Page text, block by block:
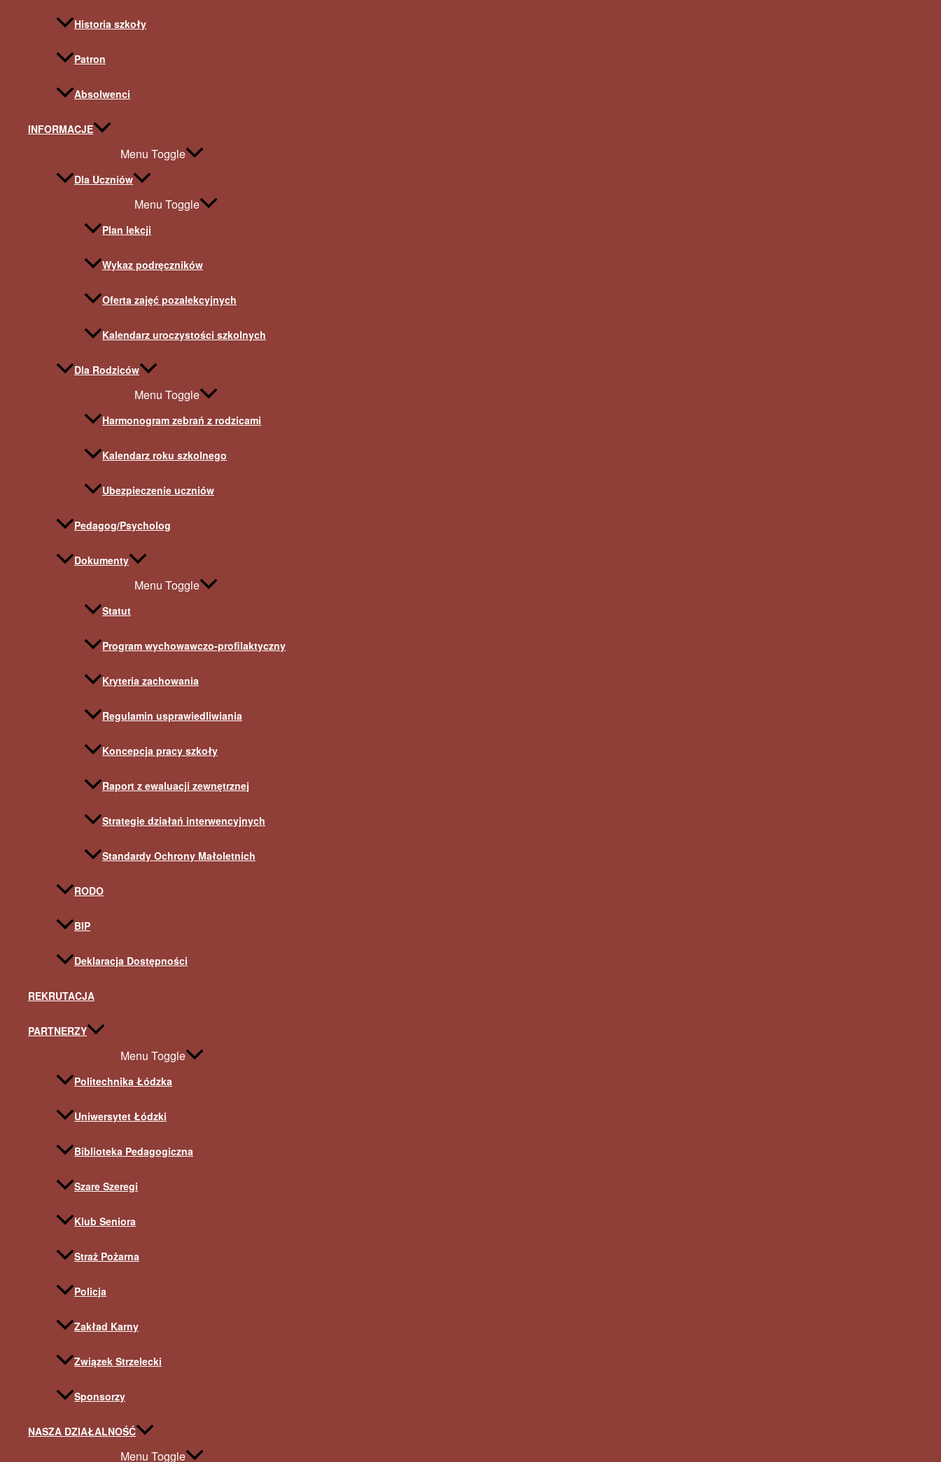
Historia szkoły
Patron
Absolwenci
INFORMACJE
Menu Toggle
Dla Uczniów
Menu Toggle
Plan lekcji
Wykaz podręczników
Oferta zajęć pozalekcyjnych
Kalendarz uroczystości szkolnych
Dla Rodziców
Menu Toggle
Harmonogram zebrań z rodzicami
Kalendarz roku szkolnego
Ubezpieczenie uczniów
Pedagog/Psycholog
Dokumenty
Menu Toggle
Statut
Program wychowawczo-profilaktyczny
Kryteria zachowania
Regulamin usprawiedliwiania
Koncepcja pracy szkoły
Raport z ewaluacji zewnętrznej
Strategie działań interwencyjnych
Standardy Ochrony Małoletnich
RODO
BIP
Deklaracja Dostępności
REKRUTACJA
PARTNERZY
Menu Toggle
Politechnika Łódzka
Uniwersytet Łódzki
Biblioteka Pedagogiczna
Szare Szeregi
Klub Seniora
Straż Pożarna
Policja
Zakład Karny
Związek Strzelecki
Sponsorzy
NASZA DZIAŁALNOŚĆ
Menu Toggle